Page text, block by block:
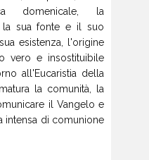
domenicale, la
la sua fonte e il suo
esistenza, l'origine
vero e insostituibile
all'Eucaristia della
la comunità, la
il Vangelo e
intensa di comunione